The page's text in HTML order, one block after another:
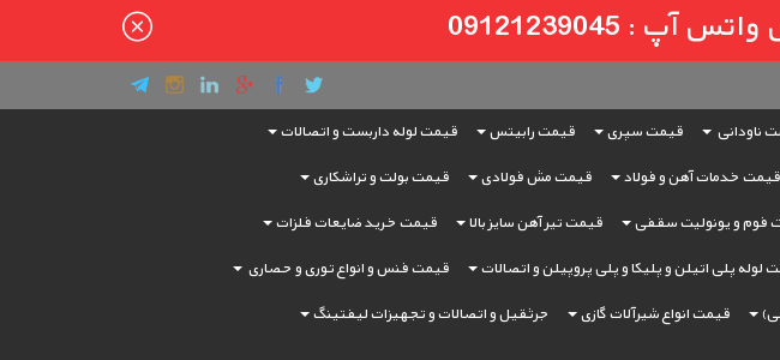
ناودانی قیمت سپری قیمت رابیتس قیمت لوله داربست و اتصالات
قیمت خدمات آهن و فولاد قیمت مش فولادی قیمت بولت و تراشکاری
فوم و یونولیت سقفی قیمت تیر آهن سایز بالا قیمت خرید ضایعات فلزات
لوله پلی اتیلن و پلیکا و پلی پروپیلن و اتصالات قیمت فنس و انواع توری و حصاری
قیمت انواع شیرآلات گازی جرثقیل و اتصالات و تجهیزات لیفتینگ